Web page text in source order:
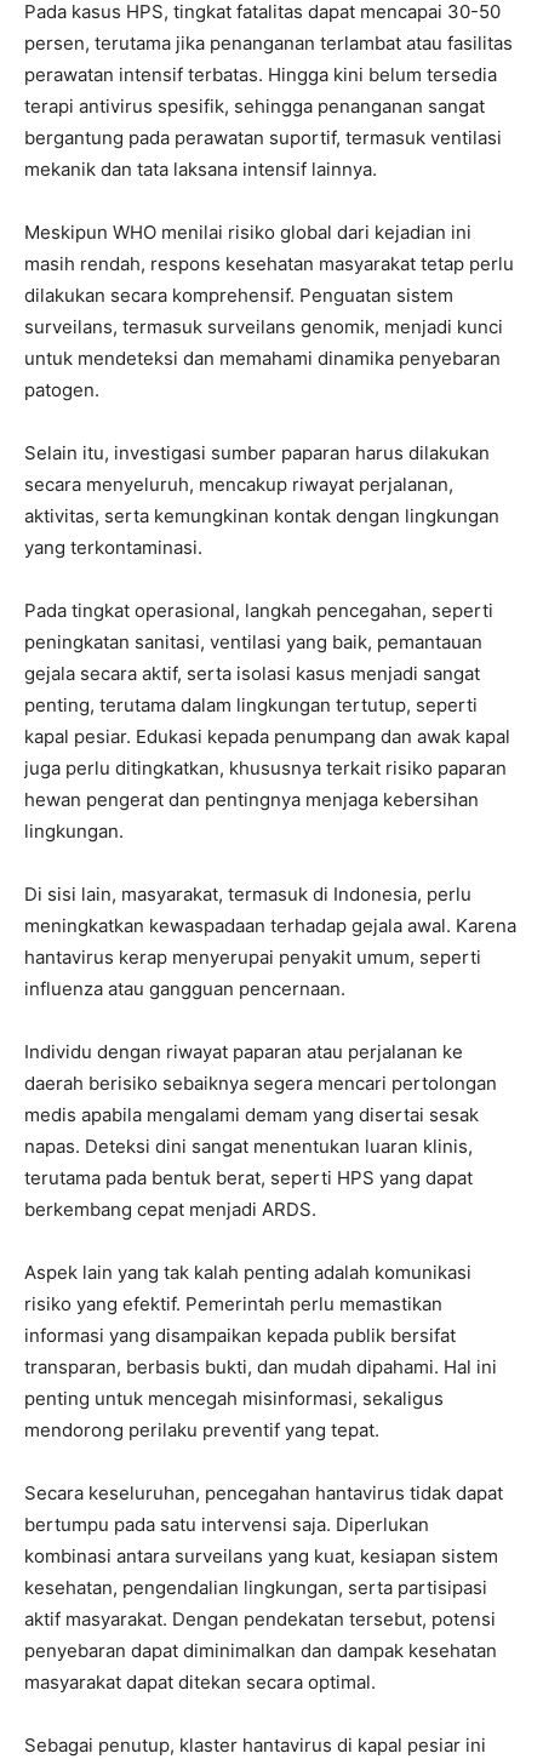
Pada kasus HPS, tingkat fatalitas dapat mencapai 30-50
persen, terutama jika penanganan terlambat atau fasilitas
perawatan intensif terbatas. Hingga kini belum tersedia
terapi antivirus spesifik, sehingga penanganan sangat
bergantung pada perawatan suportif, termasuk ventilasi
mekanik dan tata laksana intensif lainnya.
Meskipun WHO menilai risiko global dari kejadian ini
masih rendah, respons kesehatan masyarakat tetap perlu
dilakukan secara komprehensif. Penguatan sistem
surveilans, termasuk surveilans genomik, menjadi kunci
untuk mendeteksi dan memahami dinamika penyebaran
patogen.
Selain itu, investigasi sumber paparan harus dilakukan
secara menyeluruh, mencakup riwayat perjalanan,
aktivitas, serta kemungkinan kontak dengan lingkungan
yang terkontaminasi.
Pada tingkat operasional, langkah pencegahan, seperti
peningkatan sanitasi, ventilasi yang baik, pemantauan
gejala secara aktif, serta isolasi kasus menjadi sangat
penting, terutama dalam lingkungan tertutup, seperti
kapal pesiar. Edukasi kepada penumpang dan awak kapal
juga perlu ditingkatkan, khususnya terkait risiko paparan
hewan pengerat dan pentingnya menjaga kebersihan
lingkungan.
Di sisi lain, masyarakat, termasuk di Indonesia, perlu
meningkatkan kewaspadaan terhadap gejala awal. Karena
hantavirus kerap menyerupai penyakit umum, seperti
influenza atau gangguan pencernaan.
Individu dengan riwayat paparan atau perjalanan ke
daerah berisiko sebaiknya segera mencari pertolongan
medis apabila mengalami demam yang disertai sesak
napas. Deteksi dini sangat menentukan luaran klinis,
terutama pada bentuk berat, seperti HPS yang dapat
berkembang cepat menjadi ARDS.
Aspek lain yang tak kalah penting adalah komunikasi
risiko yang efektif. Pemerintah perlu memastikan
informasi yang disampaikan kepada publik bersifat
transparan, berbasis bukti, dan mudah dipahami. Hal ini
penting untuk mencegah misinformasi, sekaligus
mendorong perilaku preventif yang tepat.
Secara keseluruhan, pencegahan hantavirus tidak dapat
bertumpu pada satu intervensi saja. Diperlukan
kombinasi antara surveilans yang kuat, kesiapan sistem
kesehatan, pengendalian lingkungan, serta partisipasi
aktif masyarakat. Dengan pendekatan tersebut, potensi
penyebaran dapat diminimalkan dan dampak kesehatan
masyarakat dapat ditekan secara optimal.
Sebagai penutup, klaster hantavirus di kapal pesiar ini